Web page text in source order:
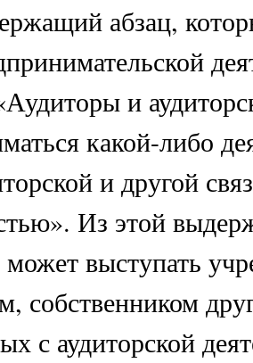
абзац,
и
какой-либо
и другой
Из этой
может выступать
собственником
с аудиторской